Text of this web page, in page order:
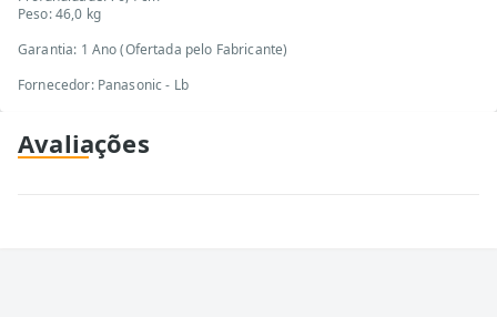
Peso: 46,0 kg
Garantia: 1 Ano (Ofertada pelo Fabricante)
Fornecedor: Panasonic - Lb
Avaliações